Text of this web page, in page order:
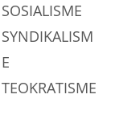
SOSIALISME
SYNDIKALISM
E
TEOKRATISME